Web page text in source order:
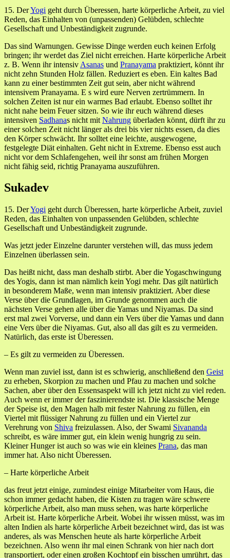
15. DerYogi geht durch Überessen, harte körperliche Arbeit, zu viel
Reden, das Einhalten von (unpassenden) Gelübden, schlechte
Gesellschaft und Unbeständigkeit zugrunde.
Das sind Warnungen. Gewisse Dinge werden euch keinen Erfolg
bringen; ihr werdet das Ziel nicht erreichen. Harte körperliche Arbeit
z. B. Wenn ihr intensiv Asanas und Pranayama praktiziert, könnt ihr
nicht zehn Stunden Holz fällen. Reduziert es eben. Ein kaltes Bad
kann zu einer bestimmten Zeit gut sein, aber nicht während
intensivem Pranayama. E s wird eure Nerven zertrümmern. In
solchen Zeiten ist nur ein warmes Bad erlaubt. Ebenso solltet ihr
nicht nahe beim Feuer sitzen. So wie ihr euch während dieses
intensiven Sadhanas nicht mit Nahrung überladen könnt, dürft ihr zu
einer solchen Zeit nicht länger als drei bis vier nichts essen, da dies
den Körper schwächt. Ihr solltet eine leichte, ausgewogene,
festgelegte Diät einhalten. Geht nicht in Extreme. Ebenso esst auch
nicht vor dem Schlafengehen, weil ihr sonst am frühen Morgen
nicht fähig seid, richtig Pranayama auszuführen.
Sukadev
15. DerYogi geht durch Überessen, harte körperliche Arbeit, zuviel
Reden, das Einhalten von unpassenden Gelübden, schlechte
Gesellschaft und Unbeständigkeit zugrunde.
Was jetzt jeder Einzelne darunter verstehen will, das muss jedem
Einzelnen überlassen sein.
Das heißt nicht, dass man deshalb stirbt. Aber die Yogaschwingung
des Yogis, dann ist man nämlich kein Yogi mehr. Das gilt natürlich
in besonderem Maße, wenn man intensiv praktiziert. Aber diese
Verse über die Grundlagen, im Grunde genommen auch die
nächsten Verse gehen alle über die Yamas und Niyamas. Da sind
erst mal zwei Vorverse, und dann ein Vers über die Yamas und dann
eine Vers über die Niyamas. Gut, also all das gilt es zu vermeiden.
Natürlich, das erste ist Überessen.
– Es gilt zu vermeiden zu Überessen.
Wenn man zuviel isst, dann ist es schwierig, anschließend den Geist
zu erheben, Skorpion zu machen und Pfau zu machen und solche
Sachen, aber über den Essensaspekt will ich jetzt nicht zu viel reden.
Auch wenn er immer der faszinierendste ist. Die klassische Menge
der Speise ist, den Magen halb mit fester Nahrung zu füllen, ein
Viertel mit flüssiger Nahrung zu füllen und ein Viertel zur
Verehrung von Shiva freizulassen. Also, der Swami Sivananda
schreibt, es wäre immer gut, ein klein wenig hungrig zu sein.
Kleiner Hunger ist auch so was wie ein kleines Prana, das man
immer hat. Also nicht Überessen.
– Harte körperliche Arbeit
das freut jetzt einige, zumindest einige Mitarbeiter vom Haus, die
schon immer gedacht haben, die Kisten zu tragen wäre schwere
körperliche Arbeit, also man muss sehen, was harte körperliche
Arbeit ist. Harte körperliche Arbeit. Wobei ihr wissen müsst, was im
alten Indien als harte körperliche Arbeit bezeichnet wird, das ist was
anderes, als was Menschen heute als harte körperliche Arbeit
bezeichnen. Also wenn ihr mal einen Schrank von hier nach dort
transportiert, oder einen großen Kochtopf ein bisschen umrührt, das